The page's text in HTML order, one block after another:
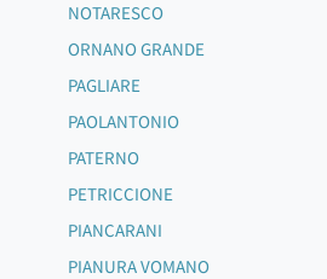
NOTARESCO
ORNANO GRANDE
PAGLIARE
PAOLANTONIO
PATERNO
PETRICCIONE
PIANCARANI
PIANURA VOMANO